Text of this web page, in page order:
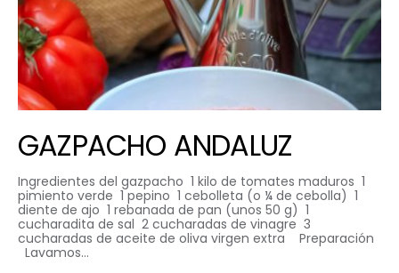
GAZPACHO ANDALUZ
Ingredientes del gazpacho 1 kilo de tomates maduros 1
pimiento verde 1 pepino 1 cebolleta (o ¼ de cebolla) 1
diente de ajo 1 rebanada de pan (unos 50 g) 1
cucharadita de sal 2 cucharadas de vinagre 3
cucharadas de aceite de oliva virgen extra Preparación
Lavamos…